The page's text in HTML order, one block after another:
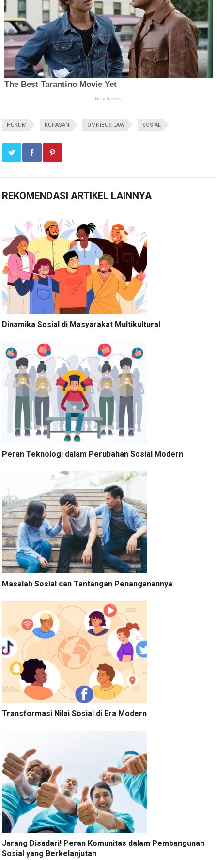
HUKUM KUPASAN OMNIBUS LAW SOSIAL
REKOMENDASI ARTIKEL LAINNYA
Dinamika Sosial di Masyarakat Multikultural
Peran Teknologi dalam Perubahan Sosial Modern
Masalah Sosial dan Tantangan Penanganannya
Transformasi Nilai Sosial di Era Modern
Jarang Disadari! Peran Komunitas dalam Pembangunan
Sosial yang Berkelanjutan